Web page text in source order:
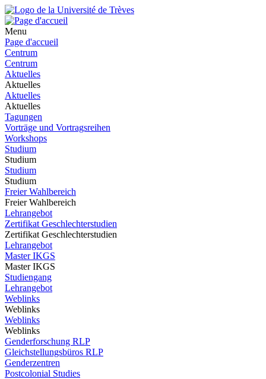
Menu
Page d'accueil
Centrum
Centrum
Aktuelles
Aktuelles
Aktuelles
Aktuelles
Tagungen
Vorträge und Vortragsreihen
Workshops
Studium
Studium
Studium
Studium
Freier Wahlbereich
Freier Wahlbereich
Lehrangebot
Zertifikat Geschlechterstudien
Zertifikat Geschlechterstudien
Lehrangebot
Master IKGS
Master IKGS
Studiengang
Lehrangebot
Weblinks
Weblinks
Weblinks
Weblinks
Genderforschung RLP
Gleichstellungsbüros RLP
Genderzentren
Postcolonial Studies